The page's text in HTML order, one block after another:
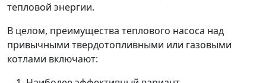
тепловой энергии.
В целом, преимущества теплового насоса над
привычными твердотопливными или газовыми
котлами включают: